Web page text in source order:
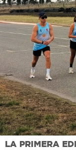
LA PRIMERA